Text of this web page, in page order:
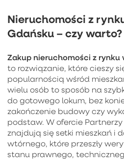
Nieruchomości z
Gdańsku – czy warto?
Zakup nieruchomości z
to rozwiązanie, które cieszy
popularnością wśród
wielu osób to sposób na
do gotowego lokum, bez
zakończenie budowy czy
podstaw. W ofercie
znajdują się setki mieszkań i
wtórnego, które przeszły
stanu prawnego,